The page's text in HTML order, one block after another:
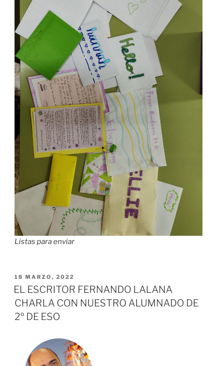
Listas para enviar
PUBLICADO
EL
18 MARZO, 2022
EL ESCRITOR FERNANDO LALANA
CHARLA CON NUESTRO ALUMNADO DE
2º DE ESO